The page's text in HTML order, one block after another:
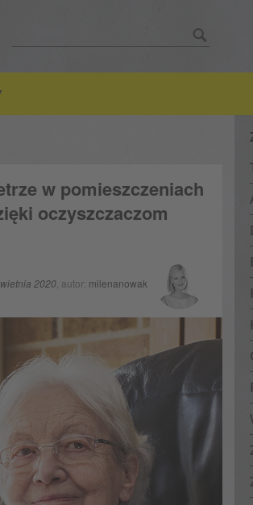
w pomieszczeniach
oczyszczaczom
2020, autor: milenanowak